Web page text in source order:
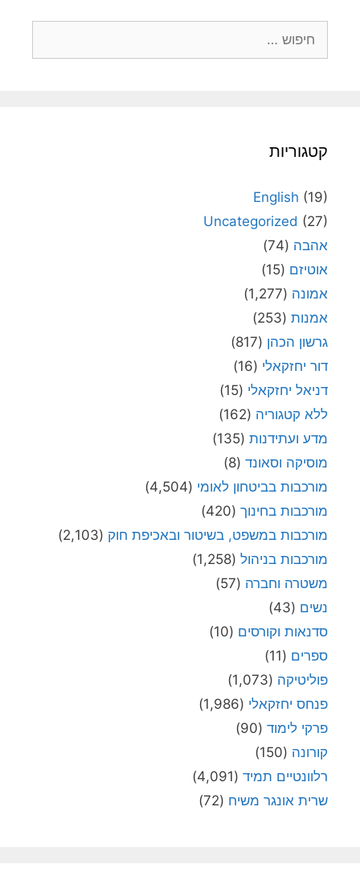
קטגוריות
English (19)
Uncategorized (27)
אהבה (74)
אוטיזם (15)
אמונה (1,277)
אמנות (253)
גרשון הכהן (817)
דור יחזקאלי (16)
דניאל יחזקאלי (15)
ללא קטגוריה (162)
מדע ועתידנות (135)
מוסיקה וסאונד (8)
מורכבות בביטחון לאומי (4,504)
מורכבות בחינוך (420)
מורכבות במשפט, בשיטור ובאכיפת חוק (2,103)
מורכבות בניהול (1,258)
משטרה וחברה (57)
נשים (43)
סדנאות וקורסים (10)
ספרים (11)
פוליטיקה (1,073)
פנחס יחזקאלי (1,986)
פרקי לימוד (90)
קורונה (150)
רלוונטיים תמיד (4,091)
שרית אונגר משיח (72)